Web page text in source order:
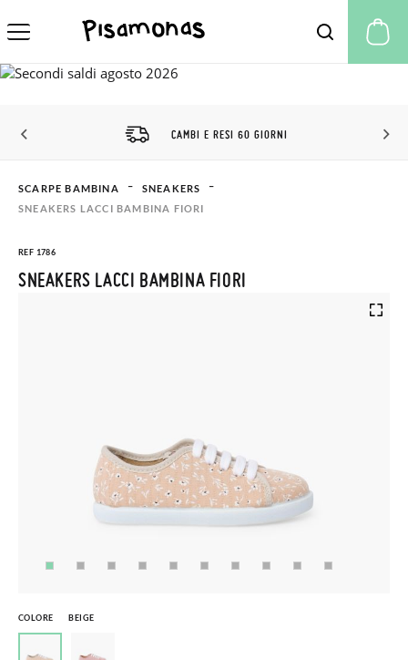
SCONTO CLUB PISAMONAS
SCARPE BAMBINA
SNEAKERS
SNEAKERS LACCI BAMBINA FIORI
REF 1786
SNEAKERS LACCI BAMBINA FIORI
COLORE BEIGE